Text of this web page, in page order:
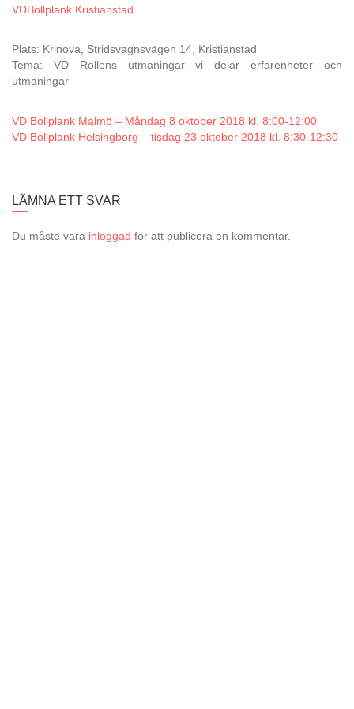
VDBollplank Kristianstad
Plats: Krinova, Stridsvagnsvägen 14, Kristianstad
Tema: VD Rollens utmaningar vi delar erfarenheter och
utmaningar
VD Bollplank Malmö – Måndag 8 oktober 2018 kl. 8:00-12:00
VD Bollplank Helsingborg – tisdag 23 oktober 2018 kl. 8:30-12:30
LÄMNA ETT SVAR
Du måste vara inloggad för att publicera en kommentar.